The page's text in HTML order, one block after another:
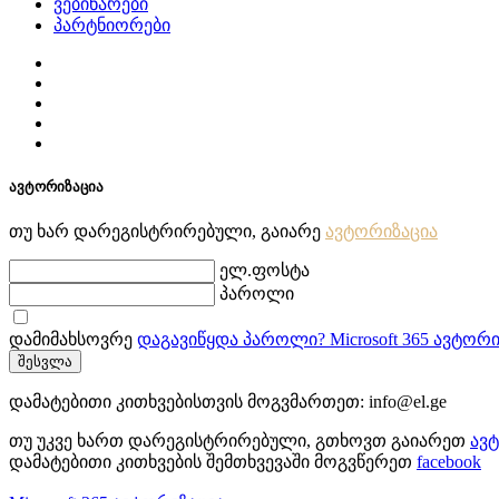
ვებინარები
პარტნიორები
ავტორიზაცია
თუ ხარ დარეგისტრირებული, გაიარე ავტორიზაცია
ელ.ფოსტა
პაროლი
დამიმახსოვრე დაგავიწყდა პაროლი? Microsoft 365
შესვლა
დამატებითი კითხვებისთვის მოგვმართეთ: info@el.ge
თუ უკვე ხართ დარეგისტრირებული, გთხოვთ გაიარეთ
დამატებითი კითხვების შემთხვევაში მოგვწერეთ facebook